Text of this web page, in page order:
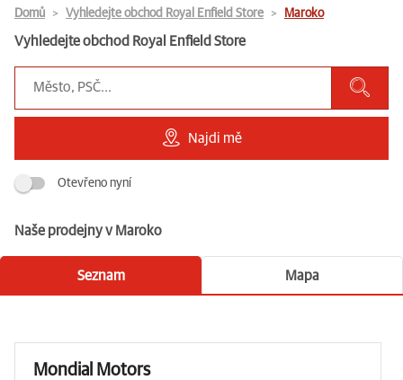
Domů Vyhledejte obchod Royal Enfield Store Maroko
Vyhledejte obchod Royal Enfield Store
Najdi mě
Otevřeno nyní
Naše prodejny v Maroko
Seznam Mapa
Mondial Motors